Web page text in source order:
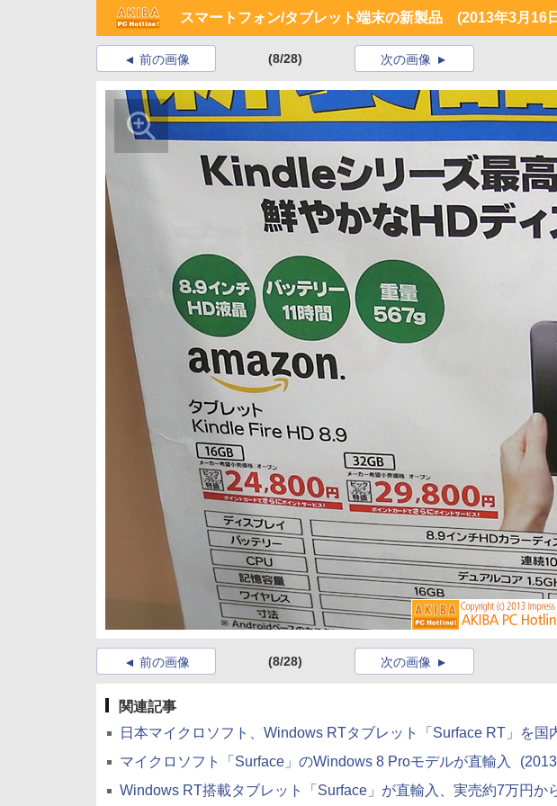
スマートフォン/タブレット端末の新製品 (2013年3月16
前の画像 (8/28) 次の画像
前の画像 (8/28) 次の画像
関連記事
日本マイクロソフト、Windows RTタブレット「Surface RT」を国
マイクロソフト「Surface」のWindows 8 Proモデルが直輸入
Windows RT搭載タブレット「Surface」が直輸入、実売約7万円か